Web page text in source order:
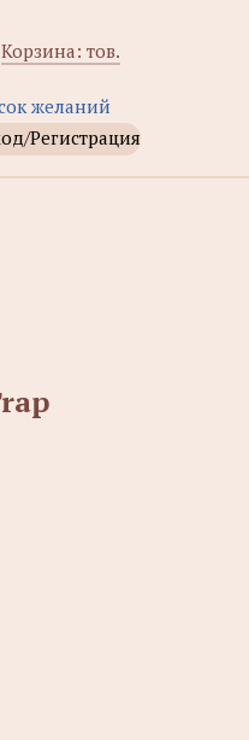
Корзина: тов.
желаний
Регистрация